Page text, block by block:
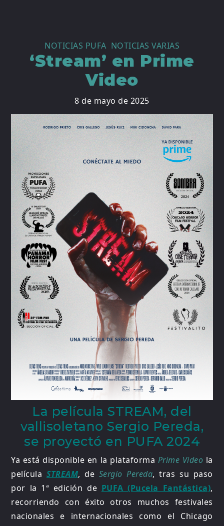
NOTICIAS PUFA NOTICIAS VARIAS
‘Stream’ en Prime
Video
8 de mayo de 2025
La película STREAM, del
vallisoletano Sergio Pereda,
se proyectó en PUFA 2024
Ya está disponible en la plataforma Prime Video la
películaSTREAM, de Sergio Pereda, tras su paso
por la 1ª edición de PUFA (Pucela Fantástica),
recorriendo con éxito otros muchos festivales
nacionales e internacionales como el Chicago